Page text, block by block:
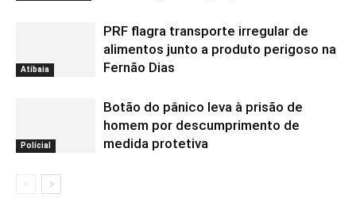
Atibaia
PRF flagra transporte irregular de
alimentos junto a produto perigoso na
Fernão Dias
Polícial
Botão do pânico leva à prisão de
homem por descumprimento de
medida protetiva